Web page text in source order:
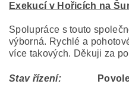
Exekucí v Hořicích na
Spolupráce s touto
výborná. Rychlé a
více takových. Děkuji za
Stav řízení: